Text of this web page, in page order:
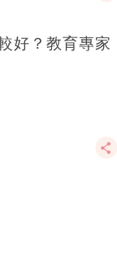
好？教育專家